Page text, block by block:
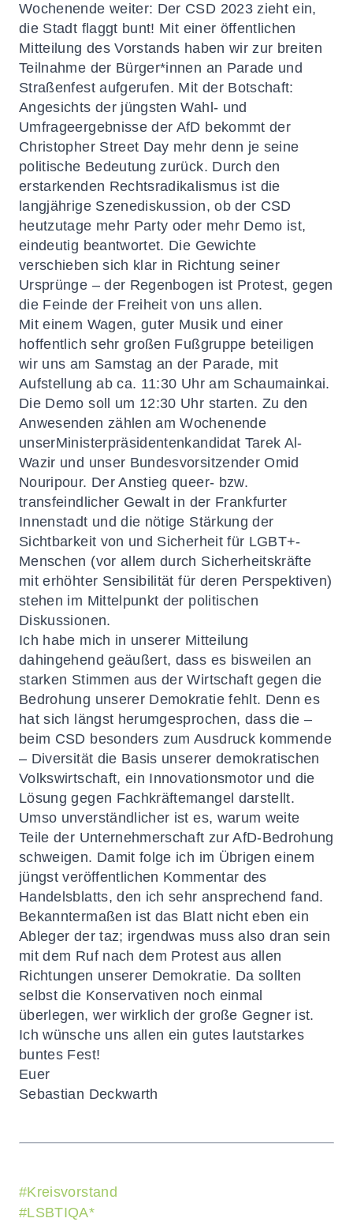
Wochenende weiter: Der CSD 2023 zieht ein,
die Stadt flaggt bunt! Mit einer öffentlichen
Mitteilung des Vorstands haben wir zur breiten
Teilnahme der Bürger*innen an Parade und
Straßenfest aufgerufen. Mit der Botschaft:
Angesichts der jüngsten Wahl- und
Umfrageergebnisse der AfD bekommt der
Christopher Street Day mehr denn je seine
politische Bedeutung zurück. Durch den
erstarkenden Rechtsradikalismus ist die
langjährige Szenediskussion, ob der CSD
heutzutage mehr Party oder mehr Demo ist,
eindeutig beantwortet. Die Gewichte
verschieben sich klar in Richtung seiner
Ursprünge – der Regenbogen ist Protest, gegen
die Feinde der Freiheit von uns allen.
Mit einem Wagen, guter Musik und einer
hoffentlich sehr großen Fußgruppe beteiligen
wir uns am Samstag an der Parade, mit
Aufstellung ab ca. 11:30 Uhr am Schaumainkai.
Die Demo soll um 12:30 Uhr starten. Zu den
Anwesenden zählen am Wochenende
unserMinisterpräsidentenkandidat Tarek Al-
Wazir und unser Bundesvorsitzender Omid
Nouripour. Der Anstieg queer- bzw.
transfeindlicher Gewalt in der Frankfurter
Innenstadt und die nötige Stärkung der
Sichtbarkeit von und Sicherheit für LGBT+-
Menschen (vor allem durch Sicherheitskräfte
mit erhöhter Sensibilität für deren Perspektiven)
stehen im Mittelpunkt der politischen
Diskussionen.
Ich habe mich in unserer Mitteilung
dahingehend geäußert, dass es bisweilen an
starken Stimmen aus der Wirtschaft gegen die
Bedrohung unserer Demokratie fehlt. Denn es
hat sich längst herumgesprochen, dass die –
beim CSD besonders zum Ausdruck kommende
– Diversität die Basis unserer demokratischen
Volkswirtschaft, ein Innovationsmotor und die
Lösung gegen Fachkräftemangel darstellt.
Umso unverständlicher ist es, warum weite
Teile der Unternehmerschaft zur AfD-Bedrohung
schweigen. Damit folge ich im Übrigen einem
jüngst veröffentlichen Kommentar des
Handelsblatts, den ich sehr ansprechend fand.
Bekanntermaßen ist das Blatt nicht eben ein
Ableger der taz; irgendwas muss also dran sein
mit dem Ruf nach dem Protest aus allen
Richtungen unserer Demokratie. Da sollten
selbst die Konservativen noch einmal
überlegen, wer wirklich der große Gegner ist.
Ich wünsche uns allen ein gutes lautstarkes
buntes Fest!
Euer
Sebastian Deckwarth
#Kreisvorstand
#LSBTIQA*